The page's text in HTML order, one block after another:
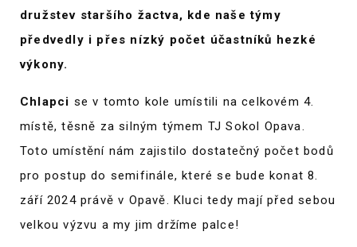
družstev staršího žactva, kde naše týmy
předvedly i přes nízký počet účastníků hezké
výkony.
Chlapci se v tomto kole umístili na celkovém 4.
místě, těsně za silným týmem TJ Sokol Opava.
Toto umístění nám zajistilo dostatečný počet bodů
pro postup do semifinále, které se bude konat 8.
září 2024 právě v Opavě. Kluci tedy mají před sebou
velkou výzvu a my jim držíme palce!